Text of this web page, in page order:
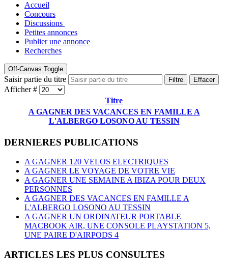
Accueil
Concours
Discussions
Petites annonces
Publier une annonce
Recherches
Off-Canvas Toggle
Saisir partie du titre Filtre Effacer
Afficher #
Titre
A GAGNER DES VACANCES EN FAMILLE A
L'ALBERGO LOSONO AU TESSIN
DERNIERES PUBLICATIONS
A GAGNER 120 VELOS ELECTRIQUES
A GAGNER LE VOYAGE DE VOTRE VIE
A GAGNER UNE SEMAINE A IBIZA POUR DEUX
PERSONNES
A GAGNER DES VACANCES EN FAMILLE A
L'ALBERGO LOSONO AU TESSIN
A GAGNER UN ORDINATEUR PORTABLE
MACBOOK AIR, UNE CONSOLE PLAYSTATION 5,
UNE PAIRE D'AIRPODS 4
ARTICLES LES PLUS CONSULTES